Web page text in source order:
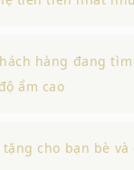
hàng đang
ẩm cao
tặng cho bạn bè